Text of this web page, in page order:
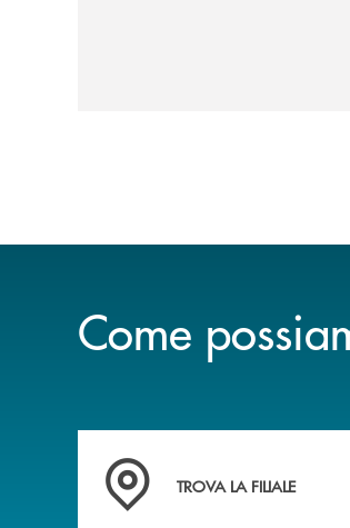
Come
Accedi all' elenco completo
TROVA LA FILIALE